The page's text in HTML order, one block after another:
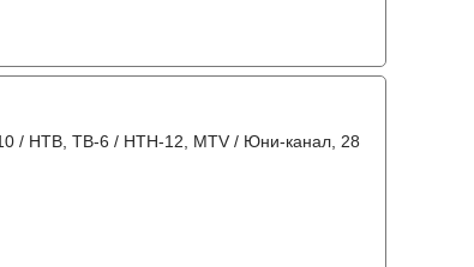
/ НТВ, ТВ-6 / НТН-12, MTV / Юни-канал, 28